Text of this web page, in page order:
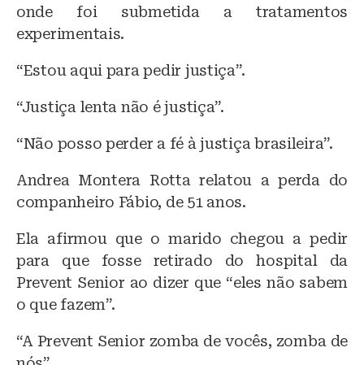
onde foi submetida a tratamentos
experimentais.
“Estou aqui para pedir justiça”.
“Justiça lenta não é justiça”.
“Não posso perder a fé à justiça brasileira”.
Andrea Montera Rotta relatou a perda do
companheiro Fábio, de 51 anos.
Ela afirmou que o marido chegou a pedir
para que fosse retirado do hospital da
Prevent Senior ao dizer que “eles não sabem
o que fazem”.
“A Prevent Senior zomba de vocês, zomba de